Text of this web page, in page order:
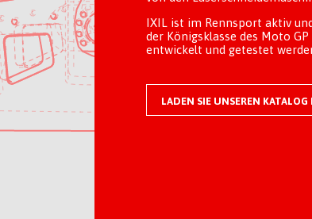
IXIL ist im Rennsport aktiv
der Königsklasse des Moto
entwickelt und getestet
LADEN SIE UNSEREN